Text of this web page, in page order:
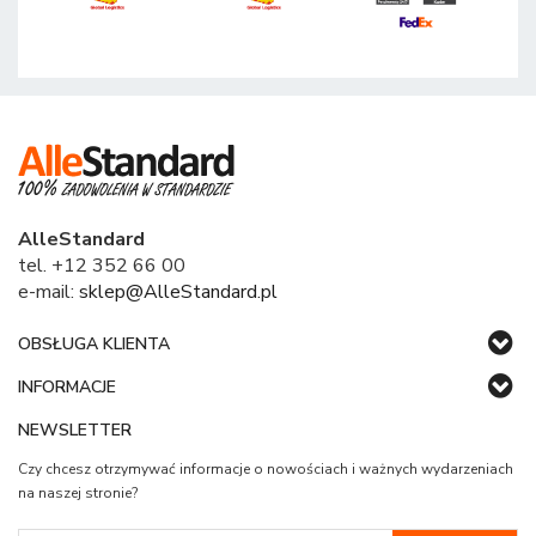
AlleStandard
tel. +12 352 66 00
e-mail: sklep@AlleStandard.pl
OBSŁUGA KLIENTA
INFORMACJE
NEWSLETTER
Czy chcesz otrzymywać informacje o nowościach i ważnych wydarzeniach
na naszej stronie?